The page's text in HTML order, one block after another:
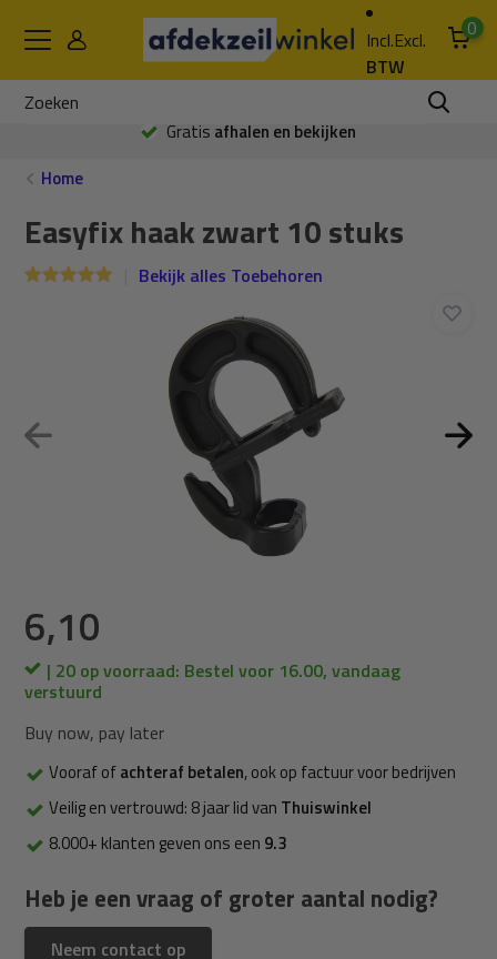
Incl.Excl.
BTW
0
Gratis afhalen en bekijken
Home
Easyfix haak zwart 10 stuks
Bekijk alles Toebehoren
6,10
| 20 op voorraad: Bestel voor 16.00, vandaag
verstuurd
Buy now, pay later
Vooraf ofachteraf betalen, ook op factuur voor bedrijven
Veilig en vertrouwd: 8 jaar lid van Thuiswinkel
8.000+ klanten geven ons een 9.3
Heb je een vraag of groter aantal nodig?
Neem contact op